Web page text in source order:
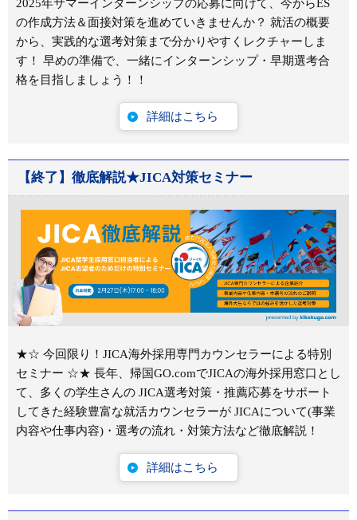
2025年サマーインターンシップの応募に向けて、今からES
の作成方法＆面接対策を進めていきませんか？ 就活の概要
から、実践的な選考対策まで分かりやすくレクチャーしま
す！ 早めの準備で、一緒にインターンシップ・早期選考合
格を目指しましょう！！
詳細はこちら
【終了】徹底解説★JICA対策セミナー
★☆ 今回限り！JICA海外採用専門カウンセラーによる特別
セミナー ☆★ 長年、帰国GO.comでJICAの海外採用窓口とし
て、多くの学生さんの JICA選考対策・推薦応募をサポート
してきた経験豊富な就活カウンセラーが JICAについて(事業
内容や仕事内容)・選考の流れ・対策方法など徹底解説！
詳細はこちら